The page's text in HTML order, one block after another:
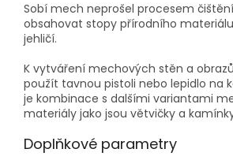
Sobí mech neprošel procesem
obsahovat stopy přírodního
jehličí.
K vytváření mechových stěn a
použít tavnou pistoli nebo lepidlo na
je kombinace s dalšími variantami
materiály jako jsou větvičky a
Doplňkové parametry